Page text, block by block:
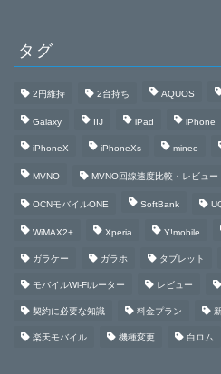
タグ
2円維持 2台持ち AQUOS
Galaxy IIJ iPad iPhone
iPhoneX iPhoneXs mineo
MVNO MVNO回線速度比較・レビュー
OCNモバイルONE SoftBank
WiMAX2+ Xperia Y!mobile
ガラケー ガラホ タブレット
モバイルWi-Fiルーター レビュー
契約に必要な知識 料金プラン
楽天モバイル 機種変更 白ロム